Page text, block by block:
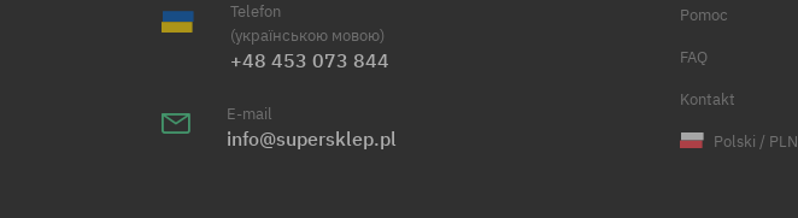
Telefon
(українською мовою)
+48 453 073 844
E-mail
info@supersklep.pl
Pomoc
FAQ
Kontakt
Polski / PLN